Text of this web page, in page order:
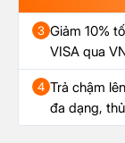
3 Giảm 10%
VISA qua
4 Trả chậm
đa dạng,